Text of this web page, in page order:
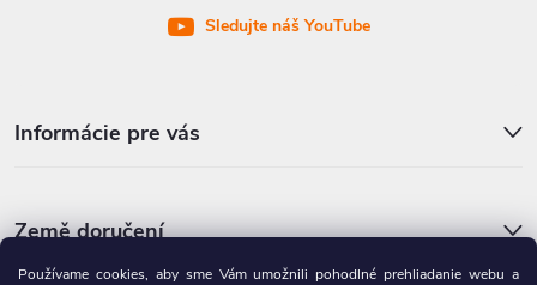
Používame cookies, aby sme Vám umožnili pohodlné prehliadanie webu a
Informácie pre vás
Země doručení
Sledujte náš YouTube